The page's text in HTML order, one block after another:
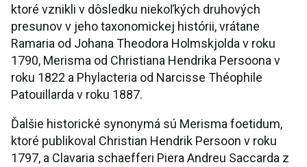
ktoré vznikli v dôsledku niekoľkých druhových
presunov v jeho taxonomickej histórii, vrátane
Ramaria od Johana Theodora Holmskjolda v roku
1790, Merisma od Christiana Hendrika Persoona v
roku 1822 a Phylacteria od Narcisse Théophile
Patouillarda v roku 1887.
Ďalšie historické synonymá sú Merisma foetidum,
ktoré publikoval Christian Hendrik Persoon v roku
1797, a Clavaria schaefferi Piera Andreu Saccarda z